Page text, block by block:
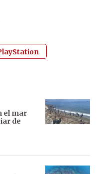
el mar
de